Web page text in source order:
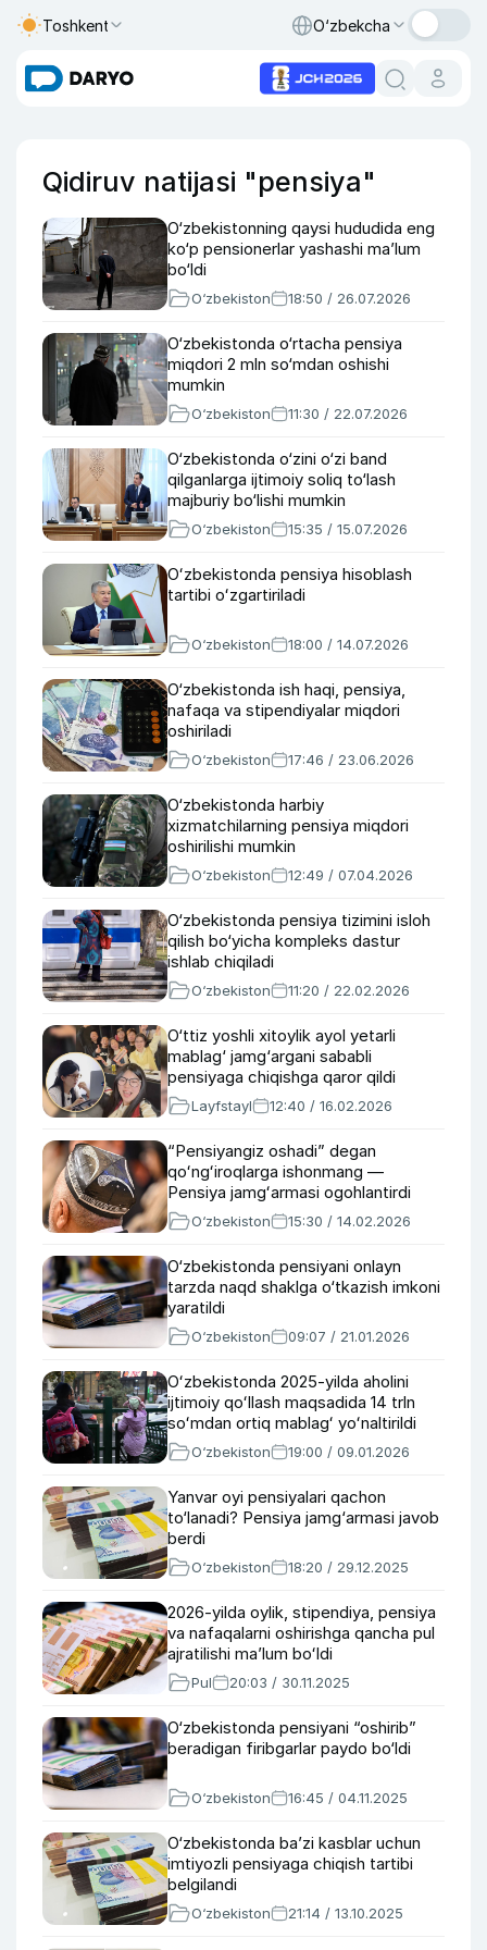
Toshkent O‘zbekcha
Qidiruv natijasi "pensiya"
O‘zbekistonning qaysi hududida eng
ko‘p pensionerlar yashashi maʼlum
bo‘ldi
O‘zbekiston 18:50 / 26.07.2026
O‘zbekistonda o‘rtacha pensiya
miqdori 2 mln so‘mdan oshishi
mumkin
O‘zbekiston 11:30 / 22.07.2026
O‘zbekistonda o‘zini o‘zi band
qilganlarga ijtimoiy soliq to‘lash
majburiy bo‘lishi mumkin
O‘zbekiston 15:35 / 15.07.2026
Oʻzbekistonda pensiya hisoblash
tartibi oʻzgartiriladi
O‘zbekiston 18:00 / 14.07.2026
O‘zbekistonda ish haqi, pensiya,
nafaqa va stipendiyalar miqdori
oshiriladi
O‘zbekiston 17:46 / 23.06.2026
O‘zbekistonda harbiy
xizmatchilarning pensiya miqdori
oshirilishi mumkin
O‘zbekiston 12:49 / 07.04.2026
O‘zbekistonda pensiya tizimini isloh
qilish bo‘yicha kompleks dastur
ishlab chiqiladi
O‘zbekiston 11:20 / 22.02.2026
O‘ttiz yoshli xitoylik ayol yetarli
mablag‘ jamg‘argani sababli
pensiyaga chiqishga qaror qildi
Layfstayl 12:40 / 16.02.2026
“Pensiyangiz oshadi” degan
qoʻngʻiroqlarga ishonmang —
Pensiya jamgʻarmasi ogohlantirdi
O‘zbekiston 15:30 / 14.02.2026
O‘zbekistonda pensiyani onlayn
tarzda naqd shaklga o‘tkazish imkoni
yaratildi
O‘zbekiston 09:07 / 21.01.2026
Oʻzbekistonda 2025-yilda aholini
ijtimoiy qoʻllash maqsadida 14 trln
soʻmdan ortiq mablagʻ yoʻnaltirildi
O‘zbekiston 19:00 / 09.01.2026
Yanvar oyi pensiyalari qachon
to‘lanadi? Pensiya jamg‘armasi javob
berdi
O‘zbekiston 18:20 / 29.12.2025
2026-yilda oylik, stipendiya, pensiya
va nafaqalarni oshirishga qancha pul
ajratilishi maʼlum boʻldi
Pul 20:03 / 30.11.2025
O‘zbekistonda pensiyani “oshirib”
beradigan firibgarlar paydo bo‘ldi
O‘zbekiston 16:45 / 04.11.2025
O‘zbekistonda ba’zi kasblar uchun
imtiyozli pensiyaga chiqish tartibi
belgilandi
O‘zbekiston 21:14 / 13.10.2025